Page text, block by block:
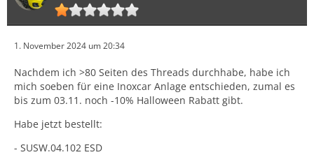
1. November 2024 um 20:34
Nachdem ich >80 Seiten des Threads durchhabe, habe ich
mich soeben für eine Inoxcar Anlage entschieden, zumal es
bis zum 03.11. noch -10% Halloween Rabatt gibt.
Habe jetzt bestellt:
- SUSW.04.102 ESD